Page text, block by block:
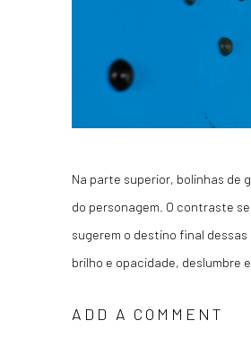
Na parte superior, bolinhas de
do personagem. O contraste
sugerem o destino final
brilho e opacidade, deslumbre
ADD A COMMENT